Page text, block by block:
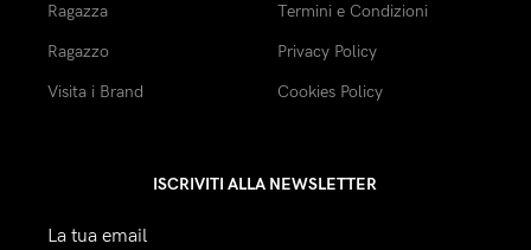
Ragazza
Ragazzo
Visita i Brand
Termini e Condizioni
Privacy Policy
Cookies Policy
ISCRIVITI ALLA NEWSLETTER
La tua email